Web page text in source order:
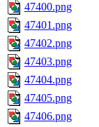
47400.png
47401.png
47402.png
47403.png
47404.png
47405.png
47406.png